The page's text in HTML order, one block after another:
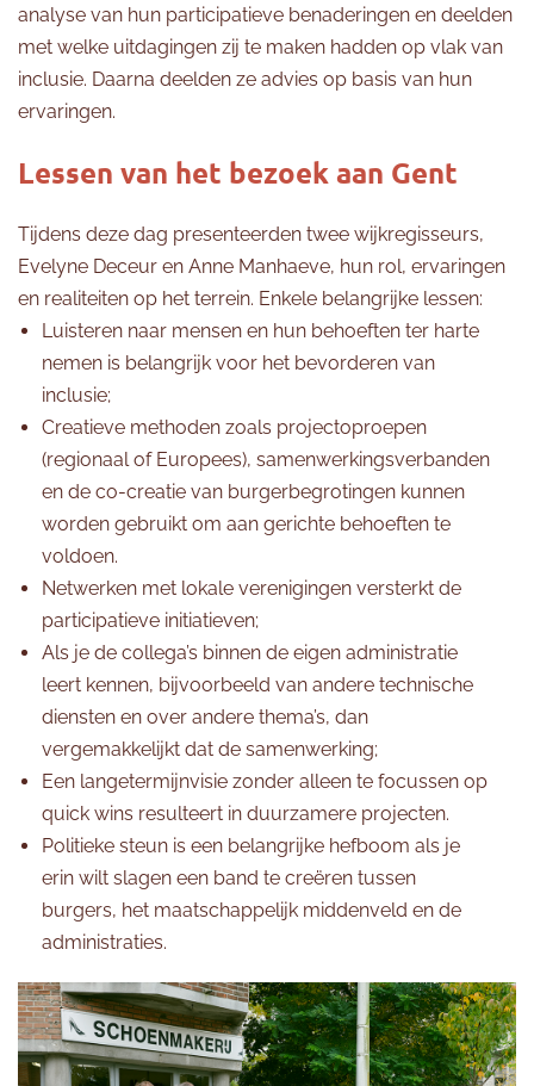
analyse van hun participatieve benaderingen en deelden
met welke uitdagingen zij te maken hadden op vlak van
inclusie. Daarna deelden ze advies op basis van hun
ervaringen.
Lessen van het bezoek aan Gent
Tijdens deze dag presenteerden twee wijkregisseurs,
Evelyne Deceur en Anne Manhaeve, hun rol, ervaringen
en realiteiten op het terrein. Enkele belangrijke lessen:
Luisteren naar mensen en hun behoeften ter harte
nemen is belangrijk voor het bevorderen van
inclusie;
Creatieve methoden zoals projectoproepen
(regionaal of Europees), samenwerkingsverbanden
en de co-creatie van burgerbegrotingen kunnen
worden gebruikt om aan gerichte behoeften te
voldoen.
Netwerken met lokale verenigingen versterkt de
participatieve initiatieven;
Als je de collega’s binnen de eigen administratie
leert kennen, bijvoorbeeld van andere technische
diensten en over andere thema’s, dan
vergemakkelijkt dat de samenwerking;
Een langetermijnvisie zonder alleen te focussen op
quick wins resulteert in duurzamere projecten.
Politieke steun is een belangrijke hefboom als je
erin wilt slagen een band te creëren tussen
burgers, het maatschappelijk middenveld en de
administraties.